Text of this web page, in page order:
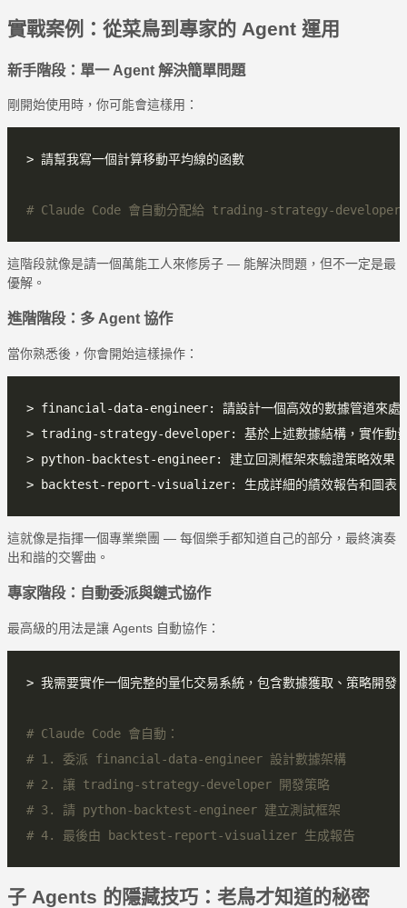
實戰案例：從菜鳥到專家的 Agent 運用
新手階段：單一 Agent 解決簡單問題
剛開始使用時，你可能會這樣用：
# Claude Code 會自動分配給 trading-strategy-developer
這階段就像是請一個萬能工人來修房子 — 能解決問題，但不一定是最
優解。
進階階段：多 Agent 協作
當你熟悉後，你會開始這樣操作：
這就像是指揮一個專業樂團 — 每個樂手都知道自己的部分，最終演奏
出和諧的交響曲。
專家階段：自動委派與鏈式協作
最高級的用法是讓 Agents 自動協作：
# Claude Code 會自動：
# 1. 委派 financial-data-engineer 設計數據架構
# 2. 讓 trading-strategy-developer 開發策略
# 3. 請 python-backtest-engineer 建立測試框架
# 4. 最後由 backtest-report-visualizer 生成報告
子 Agents 的隱藏技巧：老鳥才知道的秘密